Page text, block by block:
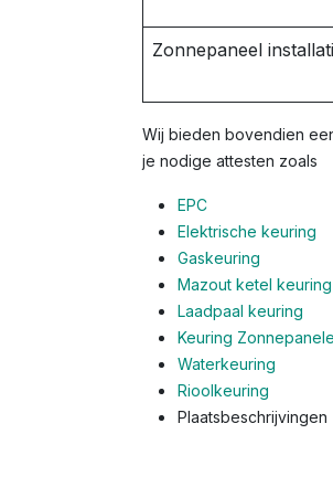
Zonnepaneel
Wij bieden bovendien
je nodige attesten zoals
EPC
Elektrische keuring
Gaskeuring
Mazout ketel
Laadpaal keuring
Keuring
Waterkeuring
Rioolkeuring
Plaatsbeschrijvingen